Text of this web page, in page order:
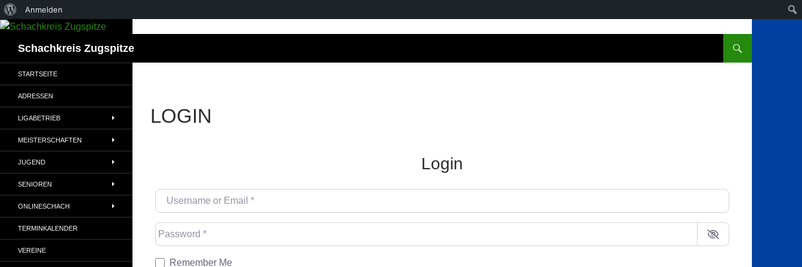
Über
WordPress
Anmelden
Schachkreis Zugspitze
LOGIN
Login
Username or Email
Password*
Remember Me
STARTSEITE
ADRESSEN
LIGABETRIEB
MEISTERSCHAFTEN
JUGEND
SENIOREN
ONLINESCHACH
TERMINKALENDER
VEREINE